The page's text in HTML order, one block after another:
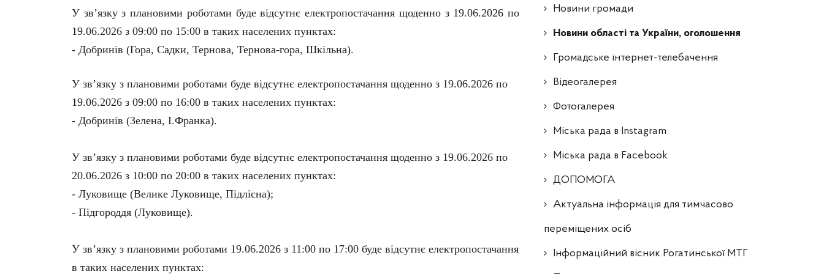
Новини громади
Новини області та України, оголошення
Громадське інтернет-телебачення
Відеогалерея
Фотогалерея
Міська рада в Instagram
Міська рада в Facebook
ДОПОМОГА
Актуальна інформація для тимчасово
переміщених осіб
Інформаційний вісник Рогатинської МТГ
У зв’язку з плановими роботами буде відсутнє електропостачання щоденно з 19.06.2026 по
19.06.2026 з 09:00 по 15:00 в таких населених пунктах:
- Добринів (Гора, Садки, Тернова, Тернова-гора, Шкільна).
У зв’язку з плановими роботами буде відсутнє електропостачання щоденно з 19.06.2026 по
19.06.2026 з 09:00 по 16:00 в таких населених пунктах:
- Добринів (Зелена, І.Франка).
У зв’язку з плановими роботами буде відсутнє електропостачання щоденно з 19.06.2026 по
20.06.2026 з 10:00 по 20:00 в таких населених пунктах:
- Луковище (Велике Луковище, Підлісна);
- Підгороддя (Луковище).
У зв’язку з плановими роботами 19.06.2026 з 11:00 по 17:00 буде відсутнє електропостачання
в таких населених пунктах: